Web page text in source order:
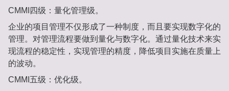
CMMI四级：量化管理级。
企业的项⽬管理不仅形成了⼀种制度，⽽且要实现数字化的
管理。对管理流程要做到量化与数字化。通过量化技术来实
现流程的稳定性，实现管理的精度，降低项⽬实施在质量上
的波动。
CMMI五级：优化级。